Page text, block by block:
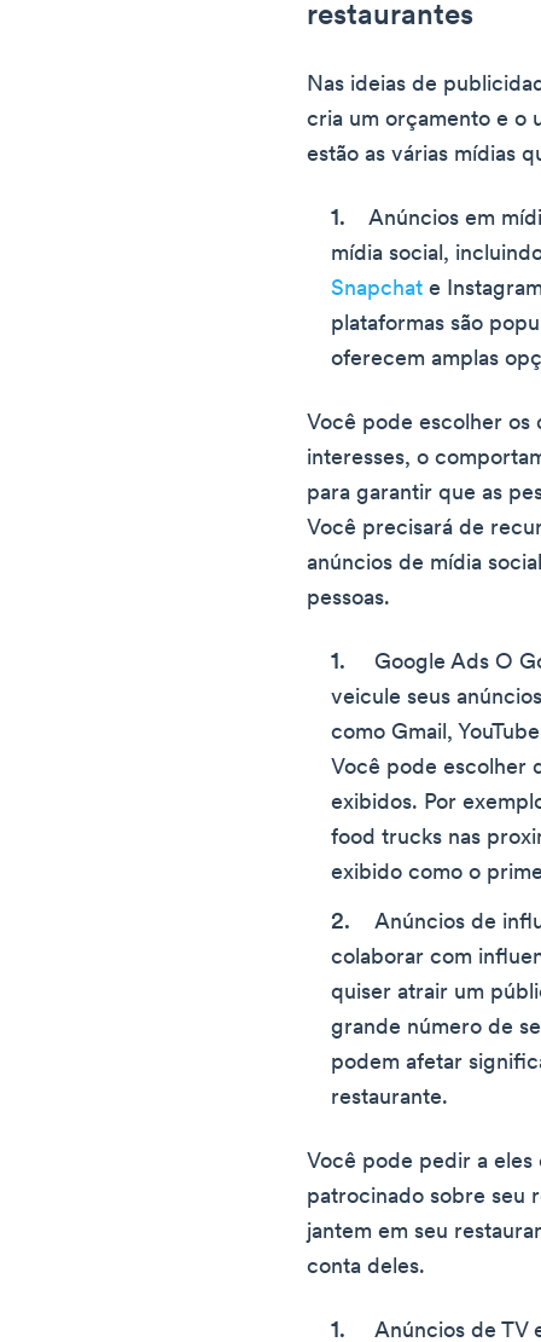
restaurantes
Nas ideias de
cria um orçamento e o
estão as várias mídias
Anúncios em
mídia social,
Snapchat e
plataformas são
oferecem amplas
Você pode escolher os
interesses, o
para garantir que as
Você precisará de
anúncios de mídia
pessoas.
Google Ads O
veicule seus
como Gmail,
Você pode escolher
exibidos. Por
food trucks nas
exibido como o
Anúncios de
colaborar com
quiser atrair um
grande número de
podem afetar
restaurante.
Você pode pedir a
patrocinado sobre seu
jantem em seu
conta deles.
Anúncios de TV